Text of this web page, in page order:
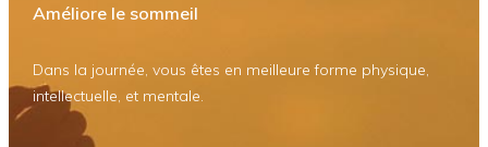
Améliore le sommeil
Dans la journée, vous êtes en meilleure forme physique,
intellectuelle, et mentale.